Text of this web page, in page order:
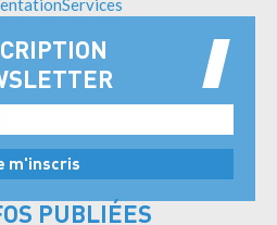
Services
PUBLIÉES